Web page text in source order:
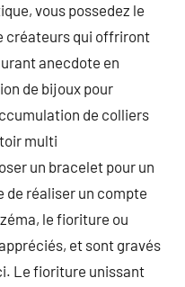
vous possedez le
créateurs qui offriront
anecdote en
de bijoux pour
de colliers
multi
un bracelet pour un
de réaliser un compte
le fioriture ou
et sont gravés
Le fioriture unissant